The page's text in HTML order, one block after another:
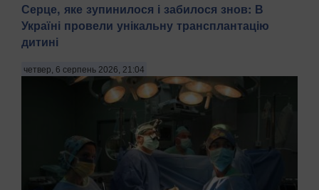
Серце, яке зупинилося і забилося знов: В
Україні провели унікальну трансплантацію
дитині
четвер, 6 серпень 2026, 21:04